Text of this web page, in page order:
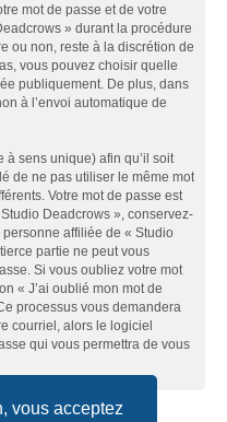
vous acceptez
mot de passe et de votre
» durant la procédure
ou non, reste à la discrétion de
vous pouvez choisir quelle
publiquement. De plus, dans
à l’envoi automatique de
à sens unique) afin qu’il soit
de ne pas utiliser le même mot
Votre mot de passe est
Deadcrows », conservez-
affiliée de « Studio
partie ne peut vous
Si vous oubliez votre mot
« J’ai oublié mon mot de
processus vous demandera
courriel, alors le logiciel
qui vous permettra de vous